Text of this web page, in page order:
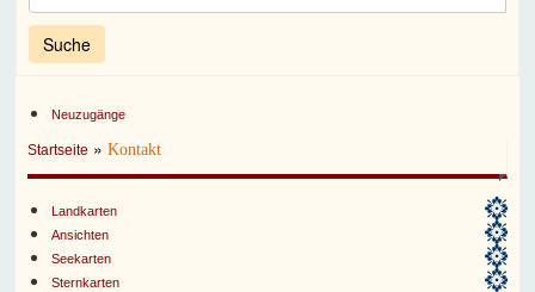
Neuzugänge
Startseite »Kontakt
Landkarten
Ansichten
Seekarten
Sternkarten